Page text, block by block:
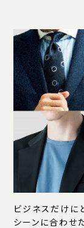
ビジネスだけに
シーンに合わせ